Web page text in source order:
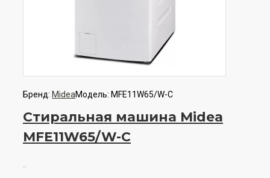
Бренд: MideaМодель: MFE11W65/W-C
Стиральная машина Midea
MFE11W65/W-C